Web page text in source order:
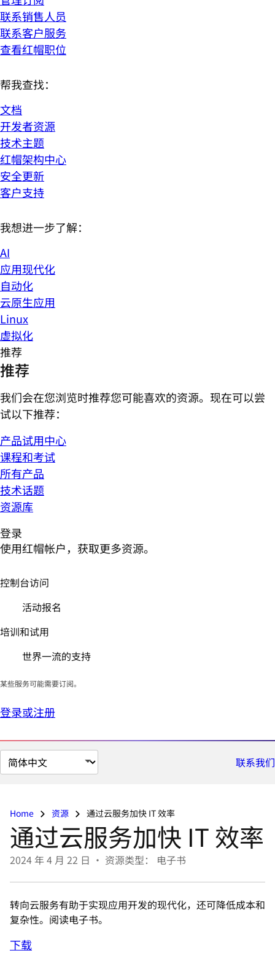
联系销售人员
联系客户服务
查看红帽职位
帮我查找：
文档
开发者资源
技术主题
红帽架构中心
安全更新
客户支持
我想进一步了解：
AI
应用现代化
自动化
云原生应用
Linux
虚拟化
推荐
推荐
我们会在您浏览时推荐您可能喜欢的资源。现在可以尝
试以下推荐：
产品试用中心
课程和考试
所有产品
技术话题
资源库
登录
使用红帽帐户，获取更多资源。
控制台访问
活动报名
培训和试用
世界一流的支持
某些服务可能需要订阅。
登录或注册
切
换
面
言
联系我们
Home 资源 通过云服务加快 IT 效率
通过云服务加快 IT 效率
2024 年 4 月 22 日 • 资源类型： 电子书
转向云服务有助于实现应用开发的现代化，还可降低成本和
复杂性。阅读电子书。
下载